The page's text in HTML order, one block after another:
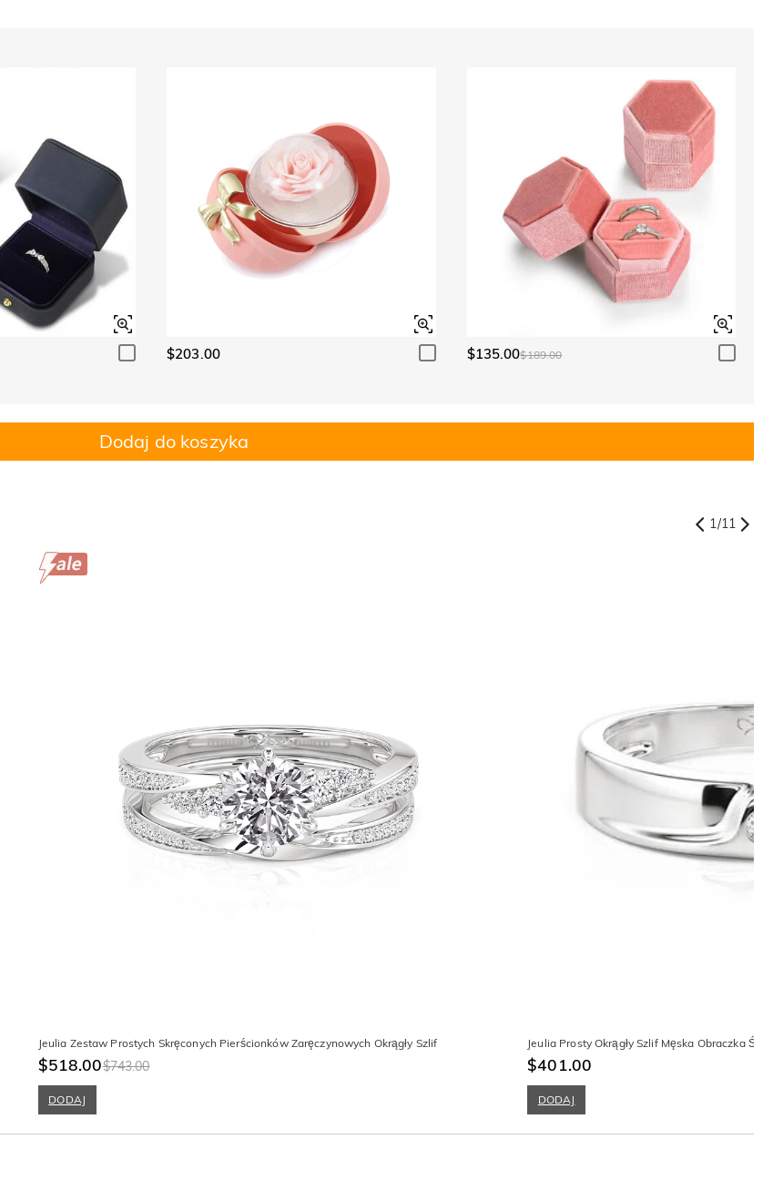
$203.00 $135.00$189.00
Dodaj do koszyka
1/11
Jeulia Zestaw Prostych Skręconych Pierścionków Zaręczynowych Okrągły Szlif
$518.00$743.00
DODAJ
Jeulia Prosty Okrągły Szlif Męska Obraczka
$401.00
DODAJ